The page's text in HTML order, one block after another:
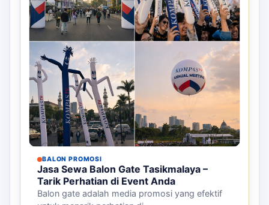
BALON PROMOSI
Jasa Sewa Balon Gate Tasikmalaya –
Tarik Perhatian di Event Anda
Balon gate adalah media promosi yang efektif